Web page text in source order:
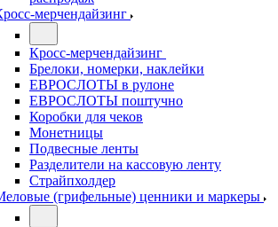
мерчендайзинг
Кросс-мерчендайзинг
Брелоки, номерки, наклейки
ЕВРОСЛОТЫ в рулоне
ЕВРОСЛОТЫ поштучно
Коробки для чеков
Монетницы
Подвесные ленты
Разделители на кассовую ленту
Страйпхолдер
(грифельные) ценники и маркеры